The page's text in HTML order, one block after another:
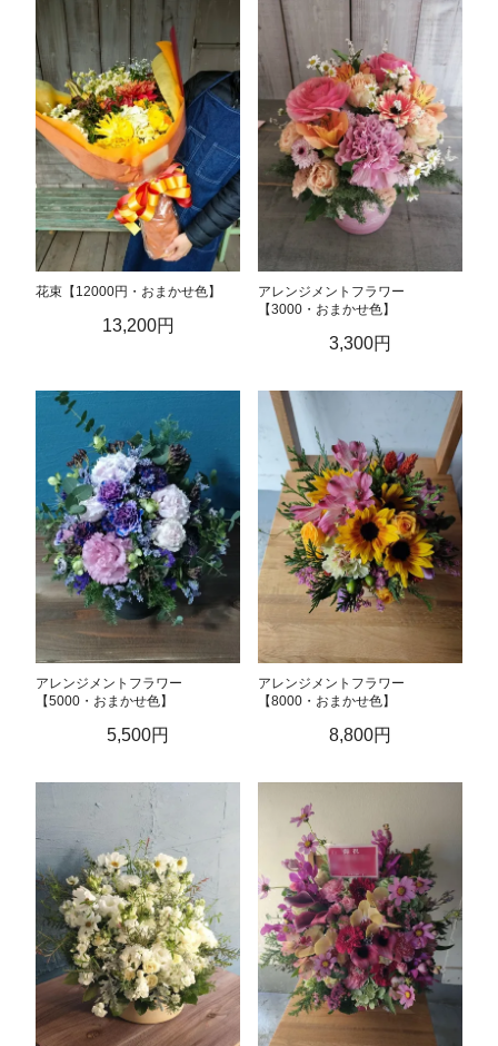
花束【12000円・おまかせ色】
13,200円
アレンジメントフラワー
【3000・おまかせ色】
3,300円
アレンジメントフラワー
【5000・おまかせ色】
5,500円
アレンジメントフラワー
【8000・おまかせ色】
8,800円